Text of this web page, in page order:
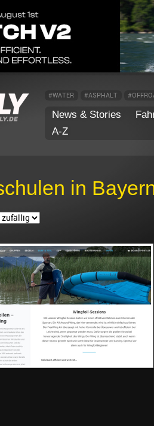
#WATER #ASPHALT
News & Stories
A-Z
in